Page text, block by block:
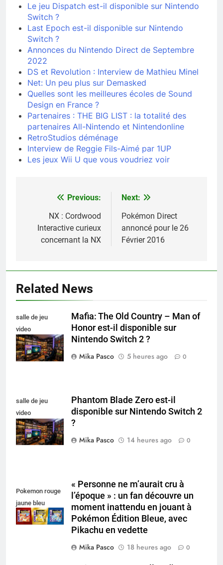
Le jeu Dispatch est-il disponible sur Nintendo
Switch ?
Last Epoch est-il disponible sur Nintendo
Switch ?
Annonces du Nintendo Direct de Septembre
2022
DS et Revolution : Interview de Mathieu Minel
Net: Un peu plus sur Demasked
Quelles sont les meilleures écoles de Sound
Design en France ?
Partenaires : THE BIG LIST : la totalité des
partenaires All-Nintendo et Nintendonline
RetroStudios déménage
Interview de Reggie Fils-Aimé par 1UP
Les jeux Wii U que vous voudriez voir
Navigation
l’article
Previous:
NX : Cordwood
Interactive curieux
concernant la NX
Next:
Pokémon Direct
annoncé pour le 26
Février 2016
Related News
salle de jeu
video
collectionneur
Mafia: The Old Country – Man of
Honor est-il disponible sur
Nintendo Switch 2 ?
Mika Pasco
5 heures ago 0
salle de jeu
video
collectionneur
Phantom Blade Zero est-il
disponible sur Nintendo Switch 2
?
Mika Pasco
14 heures ago 0
Pokemon rouge
jaune bleu
« Personne ne m’aurait cru à
l’époque » : un fan découvre un
moment inattendu en jouant à
Pokémon Édition Bleue, avec
Pikachu en vedette
Mika Pasco
18 heures ago 0